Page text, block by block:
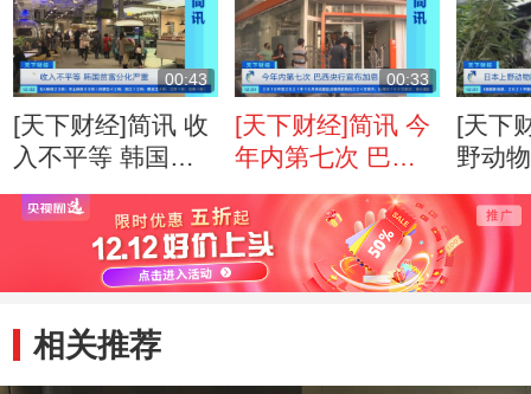
00:43
[天下财经]简讯 收
入不平等 韩国贫
富分化严重
00:33
[天下财经]简讯 今
年内第七次 巴西
央行宣布加息
[天下
野动
猫双
相关推荐